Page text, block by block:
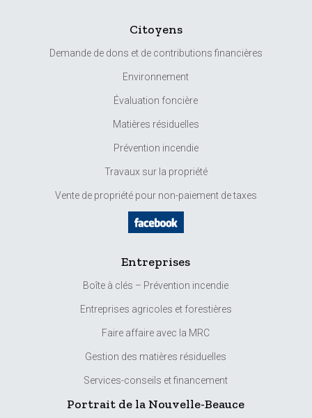
Citoyens
Demande de dons et de contributions financières
Environnement
Évaluation foncière
Matières résiduelles
Prévention incendie
Travaux sur la propriété
Vente de propriété pour non-paiement de taxes
Entreprises
Boîte à clés – Prévention incendie
Entreprises agricoles et forestières
Faire affaire avec la MRC
Gestion des matières résiduelles
Services-conseils et financement
Portrait de la Nouvelle-Beauce